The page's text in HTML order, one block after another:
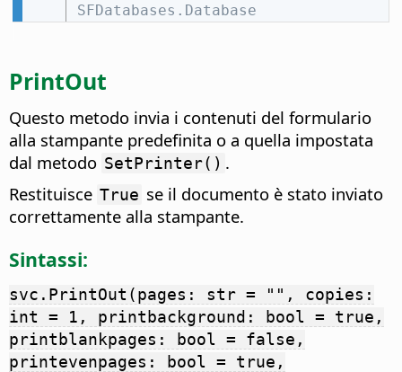
SFDatabases.Database
PrintOut
Questo metodo invia i contenuti del formulario
alla stampante predefinita o a quella impostata
dal metodo SetPrinter() .
Restituisce True se il documento è stato inviato
correttamente alla stampante.
Sintassi:
svc.PrintOut(pages: str = "", copies:
int = 1, printbackground: bool = true,
printblankpages: bool = false,
printevenpages: bool = true,